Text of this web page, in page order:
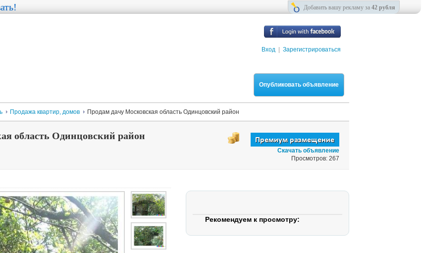
Вход Зарегистрироваться
Опубликовать объявление
Продажа квартир, домов Продам дачу Московская область Одинцовский район
область Одинцовский район
Скачать объявление
Просмотров: 267
Добавить вашу рекламу за 42 рубля
Рекомендуем к просмотру: